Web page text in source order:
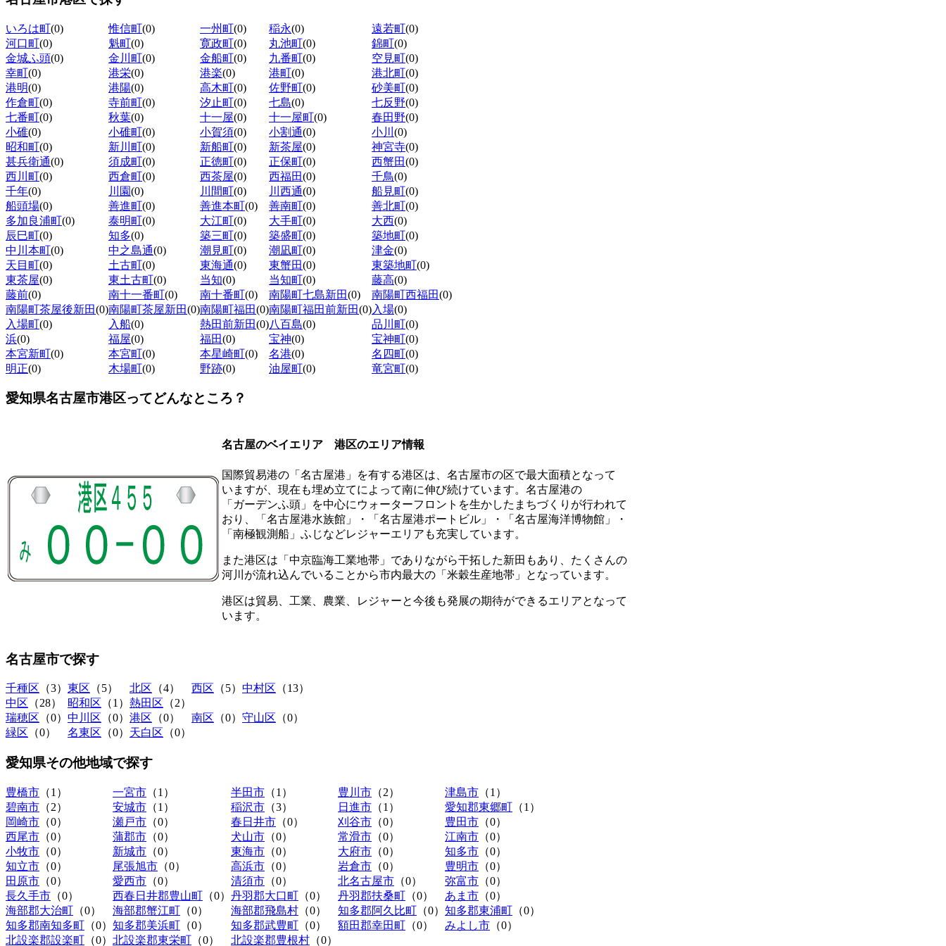
いろは町(0) 惟信町(0) 一州町(0) 稲永(0) 遠若町(0)
河口町(0) 魁町(0) 寛政町(0) 丸池町(0) 錦町(0)
金城ふ頭(0) 金川町(0) 金船町(0) 九番町(0) 空見町(0)
幸町(0) 港栄(0) 港楽(0) 港町(0) 港北町(0)
港明(0) 港陽(0) 高木町(0) 佐野町(0) 砂美町(0)
作倉町(0) 寺前町(0) 汐止町(0) 七島(0) 七反野(0)
七番町(0) 秋葉(0) 十一屋(0) 十一屋町(0) 春田野(0)
小碓(0) 小碓町(0) 小賀須(0) 小割通(0) 小川 (0)
昭和町(0) 新川町(0) 新船町(0) 新茶屋(0) 神宮寺(0)
甚兵衛通(0) 須成町(0) 正徳町(0) 正保町(0) 西蟹田(0)
西川町(0) 西倉町(0) 西茶屋(0) 西福田(0) 千鳥(0)
千年(0) 川園(0) 川間町(0) 川西通(0) 船見町(0)
船頭場(0) 善進町(0) 善進本町(0) 善南町(0) 善北町(0)
多加良浦町(0) 泰明町(0) 大江町(0) 大手町(0) 大西(0)
辰巳町(0) 知多(0) 築三町(0) 築盛町(0) 築地町(0)
中川本町(0) 中之島通(0) 潮見町(0) 潮凪町(0) 津金(0)
天目町(0) 土古町(0) 東海通(0) 東蟹田(0) 東築地町(0)
東茶屋(0) 東土古町(0) 当知(0) 当知町(0) 藤高(0)
藤前(0) 南十一番町(0) 南十番町(0) 南陽町七島新田(0) 南陽町西福田(0)
南陽町茶屋後新田(0)南陽町茶屋新田(0)南陽町福田(0)南陽町福田前新田(0)入場(0)
入場町(0) 入船(0) 熱田前新田(0)八百島(0) 品川町(0)
浜(0) 福屋(0) 福田(0) 宝神(0) 宝神町(0)
本宮新町(0) 本宮町(0) 本星崎町(0) 名港(0) 名四町(0)
明正(0) 木場町(0) 野跡(0) 油屋町(0) 竜宮町(0)
愛知県名古屋市港区ってどんなところ？
名古屋のベイエリア 港区のエリア情報
国際貿易港の「名古屋港」を有する港区は、名古屋市の区で最大面積となって
いますが、現在も埋め立てによって南に伸び続けています。名古屋港の
「ガーデンふ頭」を中心にウォーターフロントを生かしたまちづくりが行われて
おり、「名古屋港水族館」・「名古屋港ポートビル」・「名古屋海洋博物館」・
「南極観測船」ふじなどレジャーエリアも充実しています。
また港区は「中京臨海工業地帯」でありながら干拓した新田もあり、たくさんの
河川が流れ込んでいることから市内最大の「米穀生産地帯」となっています。
港区は貿易、工業、農業、レジャーと今後も発展の期待ができるエリアとなって
います。
名古屋市で探す
千種区 （3） 東区 （5） 北区 （4） 西区 （5） 中村区 （13）
中区 （28） 昭和区 （1） 熱田区 （2）
瑞穂区 （0） 中川区 （0） 港区 （0） 南区 （0） 守山区 （0）
緑区 （0） 名東区 （0） 天白区 （0）
愛知県その他地域で探す
豊橋市 （1） 一宮市 （1） 半田市 （1） 豊川市 （2） 津島市 （1）
碧南市 （2） 安城市 （1） 稲沢市 （3） 日進市 （1） 愛知郡東郷町 （1）
岡崎市 （0） 瀬戸市 （0） 春日井市 （0） 刈谷市 （0） 豊田市 （0）
西尾市 （0） 蒲郡市 （0） 犬山市 （0） 常滑市 （0） 江南市 （0）
小牧市 （0） 新城市 （0） 東海市 （0） 大府市 （0） 知多市 （0）
知立市 （0） 尾張旭市 （0） 高浜市 （0） 岩倉市 （0） 豊明市 （0）
田原市 （0） 愛西市 （0） 清須市 （0） 北名古屋市 （0） 弥富市 （0）
長久手市 （0） 西春日井郡豊山町 （0） 丹羽郡大口町 （0） 丹羽郡扶桑町 （0） あま市 （0）
海部郡大治町 （0） 海部郡蟹江町 （0） 海部郡飛島村 （0） 知多郡阿久比町 （0） 知多郡東浦町 （0）
知多郡南知多町 （0） 知多郡美浜町 （0） 知多郡武豊町 （0） 額田郡幸田町 （0） みよし市 （0）
北設楽郡設楽町 （0） 北設楽郡東栄町 （0） 北設楽郡豊根村 （0）